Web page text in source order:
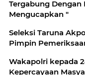
Tergabung Dengan
Mengucapkan "
Seleksi Taruna
Pimpin
Wakapolri kepada
Kepercayaan